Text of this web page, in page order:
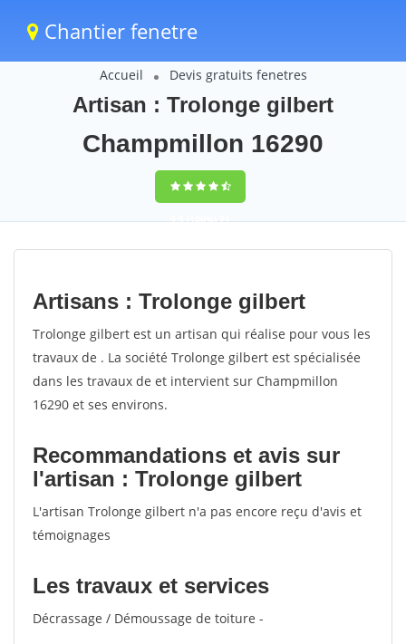
Chantier fenetre
Accueil Devis gratuits fenetres
Artisan : Trolonge gilbert
Champmillon 16290
9,5(100%)71
votes
Artisans : Trolonge gilbert
Trolonge gilbert est un artisan qui réalise pour vous les
travaux de . La société Trolonge gilbert est spécialisée
dans les travaux de et intervient sur Champmillon
16290 et ses environs.
Recommandations et avis sur
l'artisan : Trolonge gilbert
L'artisan Trolonge gilbert n'a pas encore reçu d'avis et
témoignages
Les travaux et services
Décrassage / Démoussage de toiture -